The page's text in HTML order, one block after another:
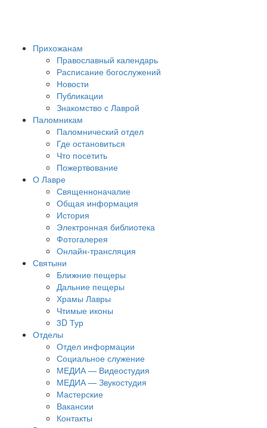
Прихожанам
Православный календарь
Расписание богослужений
Новости
Публикации
Знакомство с Лаврой
Паломникам
Паломнический отдел
Где остановиться
Что посетить
Пожертвование
О Лавре
Священноначалие
Общая информация
История
Электронная библиотека
Фотогалерея
Онлайн-трансляция
Святыни
Ближние пещеры
Дальние пещеры
Храмы Лавры
Чтимые иконы
3D Тур
Отделы
Отдел информации
Социальное служение
МЕДИА — Видеостудия
МЕДИА — Звукостудия
Мастерские
Вакансии
Контакты